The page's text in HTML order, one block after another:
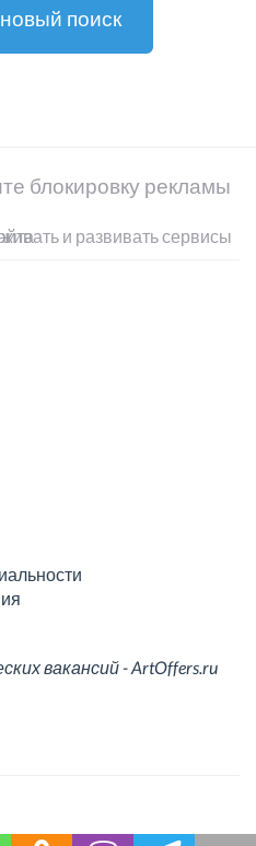
поиск
блокировку рекламы
и развивать сервисы сайта
вакансий - ArtOffers.ru